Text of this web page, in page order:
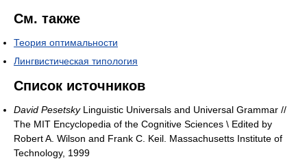
См. также
Теория оптимальности
Лингвистическая типология
Список источников
David PesetskyLinguistic Universals and Universal Grammar //
The MIT Encyclopedia of the Cognitive Sciences \ Edited by
Robert A. Wilson and Frank C. Keil. Massachusetts Institute of
Technology, 1999